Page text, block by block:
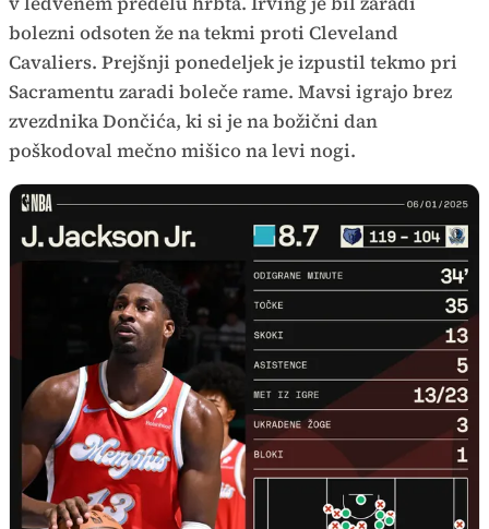
bolezni odsoten že na tekmi proti Cleveland
Cavaliers. Prejšnji ponedeljek je izpustil tekmo pri
Sacramentu zaradi boleče rame. Mavsi igrajo brez
zvezdnika Dončića, ki si je na božični dan
poškodoval mečno mišico na levi nogi.